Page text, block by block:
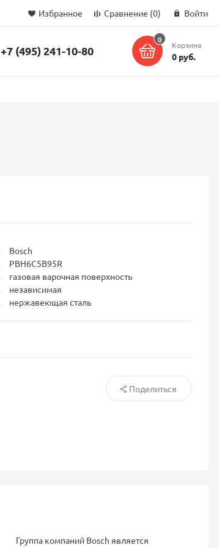
Избранное Сравнение (0) Войти
+7 (495) 241-10-80
0
Корзина
0 руб.
Bosch
PBH6C5B95R
газовая варочная поверхность
независимая
нержавеющая сталь
Поделиться
Группа компаний Bosch является